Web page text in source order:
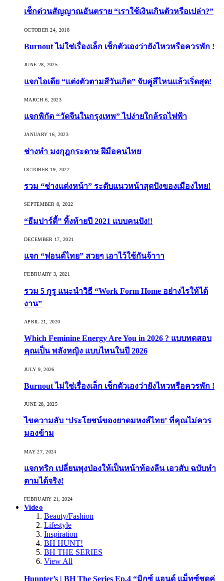
เช็กด่วนสัญญาณอันตราย “เราใช้เงินเกินตัวหรือเปล่า?”
OCTOBER 24, 2018
Burnout ไม่ใช่เรื่องเล็ก เช็กตัวเองว่ายังไหวหรือควรพัก !
JUNE 28, 2025
แจกไอเดีย “แต่งตัวตามสีวันเกิด” จับคู่สีไหนแล้วเริ่ดสุด!
MARCH 6, 2023
แจกพิกัด “วัดจีนในกรุงเทพ” ไปง่ายใกล้รถไฟฟ้า
JANUARY 16, 2023
ช่างทำ มงกุฎกระดาษ ฝีมือคนไทย
OCTOBER 19, 2022
รวม “ช่างแต่งหน้า” ระดับแนวหน้าสุดปังของเมืองไทย!
SEPTEMBER 8, 2022
“ธีมปาร์ตี้” ทิ้งท้ายปี 2021 แบบคนปัง!!
DECEMBER 17, 2021
แจก “ฟอนต์ไทย” สวยๆ เอาไว้ใช้กันจ้าาา
FEBRUARY 3, 2021
รวม 5 กูรู แนะนำวิธี “Work Form Home อย่างไรให้ได้
งาน”
APRIL 21, 2020
Which Feminine Energy Are You in 2026 ? แบบทดสอบ
คุณเป็น พลังหญิง แบบไหนในปี 2026
JULY 9, 2026
Burnout ไม่ใช่เรื่องเล็ก เช็กตัวเองว่ายังไหวหรือควรพัก !
JUNE 28, 2025
ไขความลับ ‘ประโยชน์ของยาดมหงส์ไทย’ ที่คุณไม่ควร
มองข้าม
MAY 27, 2024
แจกทริก เปลี่ยนพุงป่องให้เป็นหน้าท้องลีน เอวสับ ฉบับทำ
ตามได้จริง!
FEBRUARY 21, 2024
Video
Beauty/Fashion
Lifestyle
Inspiration
BH HUNT!
BH THE SERIES
View All
Hunnter’s | BH The Series Ep.4 “มิกซ์ แอนด์ แม็ทซ์ชุดคู่